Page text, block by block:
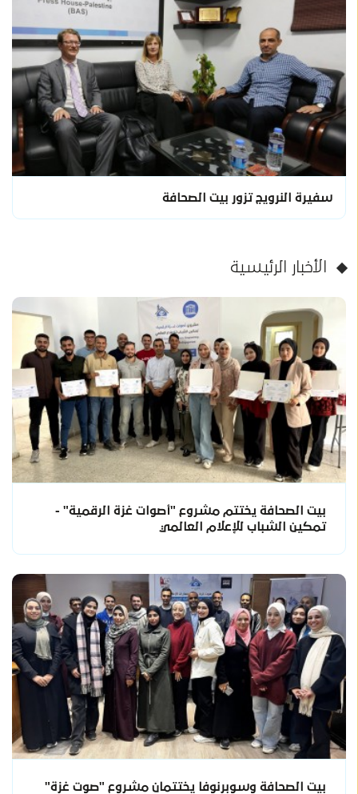
سفيرة النرويج تزور بيت الصحافة
الأخبار الرئيسية
بيت الصحافة يختتم مشروع "أصوات غزة الرقمية" -
تمكين الشباب للإعلام العالمي
بيت الصحافة وسوبرنوفا يختتمان مشروع "صوت غزة"